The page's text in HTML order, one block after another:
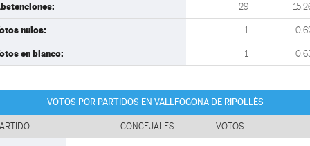
29
nulos: 1
en blanco: 1
VOTOS POR PARTIDOS EN VALLFOGONA DE RIPOLLÈS
CONCEJALES VOTOS